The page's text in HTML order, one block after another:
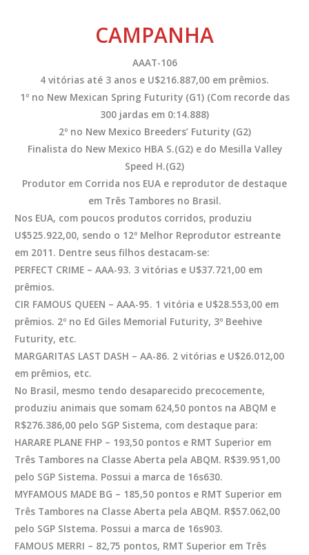
CAMPANHA
AAAT-106
4 vitórias até 3 anos e U$216.887,00 em prêmios.
1º no New Mexican Spring Futurity (G1) (Com recorde das
300 jardas em 0:14.888)
2º no New Mexico Breeders’ Futurity (G2)
Finalista do New Mexico HBA S.(G2) e do Mesilla Valley
Speed H.(G2)
Produtor em Corrida nos EUA e reprodutor de destaque
em Três Tambores no Brasil.
Nos EUA, com poucos produtos corridos, produziu
U$525.922,00, sendo o 12º Melhor Reprodutor estreante
em 2011. Dentre seus filhos destacam-se:
PERFECT CRIME – AAA-93. 3 vitórias e U$37.721,00 em
prêmios.
CIR FAMOUS QUEEN – AAA-95. 1 vitória e U$28.553,00 em
prêmios. 2º no Ed Giles Memorial Futurity, 3º Beehive
Futurity, etc.
MARGARITAS LAST DASH – AA-86. 2 vitórias e U$26.012,00
em prêmios, etc.
No Brasil, mesmo tendo desaparecido precocemente,
produziu animais que somam 624,50 pontos na ABQM e
R$276.386,00 pelo SGP Sistema, com destaque para:
HARARE PLANE FHP – 193,50 pontos e RMT Superior em
Três Tambores na Classe Aberta pela ABQM. R$39.951,00
pelo SGP Sistema. Possui a marca de 16s630.
MYFAMOUS MADE BG – 185,50 pontos e RMT Superior em
Três Tambores na Classe Aberta pela ABQM. R$57.062,00
pelo SGP SIstema. Possui a marca de 16s903.
FAMOUS MERRI – 82,75 pontos, RMT Superior em Três